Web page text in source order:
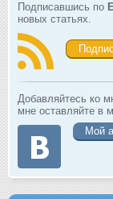
Подписавшись по
новых статьях.
Добавляйтесь ко
мне оставляйте в
Мой